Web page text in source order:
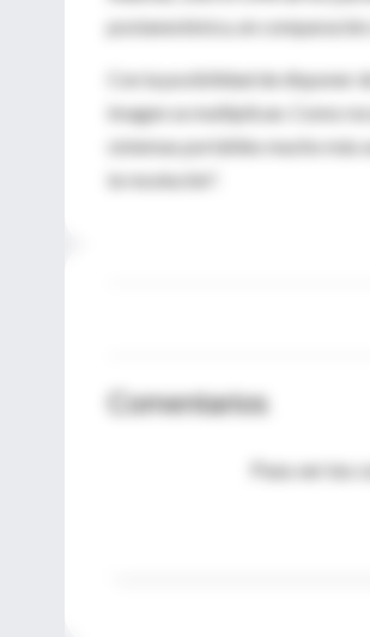
postanestésica, en
Con la posibilidad de disponer
imagen se multiplican. Como
sistemas portátiles mucho
la resolución".
Comentarios
Para ver los